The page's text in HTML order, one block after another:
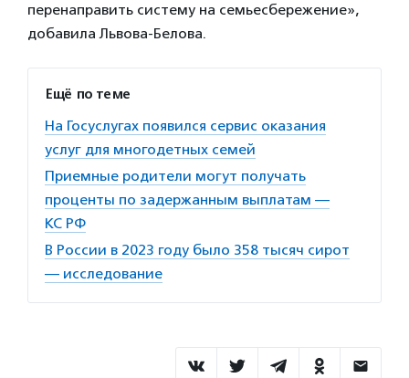
перенаправить систему на семьесбережение»,
добавила Львова-Белова.
Ещё по теме
На Госуслугах появился сервис оказания
услуг для многодетных семей
Приемные родители могут получать
проценты по задержанным выплатам —
КС РФ
В России в 2023 году было 358 тысяч сирот
— исследование